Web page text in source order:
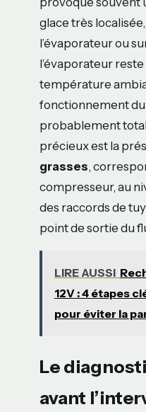
glace très
l’évaporateur ou
l’évaporateur
température
fonctionnement
probablement
précieux est la
grasses,
compresseur, au
des raccords de
point de sortie du
LIRE AUSSI
12V : 4 étapes
pour éviter la
Le
avant